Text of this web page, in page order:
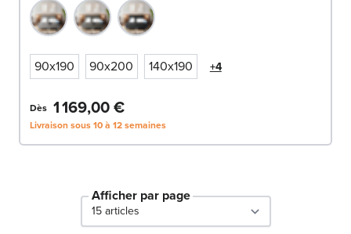
90x190 90x200 140x190 +4
Dès 1 169,00 €
Livraison sous 10 à 12 semaines
Afficher par page